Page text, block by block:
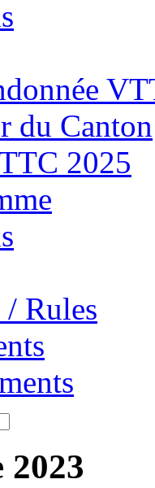
du Canton
2025
/ Rules
2023